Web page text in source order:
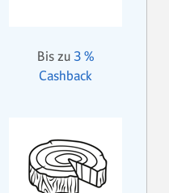
Bis zu 3 %
Cashback